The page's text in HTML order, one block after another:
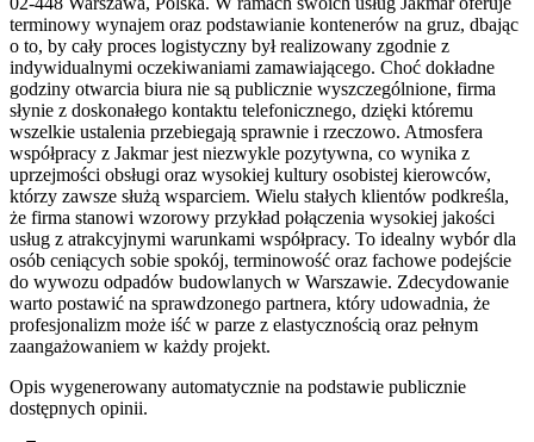
terminowy wynajem oraz podstawianie kontenerów na gruz, dbając
o to, by cały proces logistyczny był realizowany zgodnie z
indywidualnymi oczekiwaniami zamawiającego. Choć dokładne
godziny otwarcia biura nie są publicznie wyszczególnione, firma
słynie z doskonałego kontaktu telefonicznego, dzięki któremu
wszelkie ustalenia przebiegają sprawnie i rzeczowo. Atmosfera
współpracy z Jakmar jest niezwykle pozytywna, co wynika z
uprzejmości obsługi oraz wysokiej kultury osobistej kierowców,
którzy zawsze służą wsparciem. Wielu stałych klientów podkreśla,
że firma stanowi wzorowy przykład połączenia wysokiej jakości
usług z atrakcyjnymi warunkami współpracy. To idealny wybór dla
osób ceniących sobie spokój, terminowość oraz fachowe podejście
do wywozu odpadów budowlanych w Warszawie. Zdecydowanie
warto postawić na sprawdzonego partnera, który udowadnia, że
profesjonalizm może iść w parze z elastycznością oraz pełnym
zaangażowaniem w każdy projekt.
Opis wygenerowany automatycznie na podstawie publicznie
dostępnych opinii.